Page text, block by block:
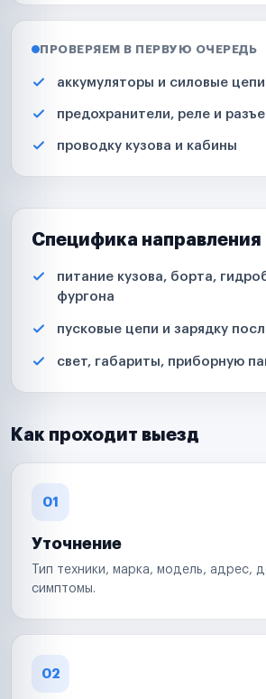
ПРОВЕРЯЕМ В ПЕРВУЮ ОЧЕРЕДЬ
аккумуляторы и силовые цепи
предохранители, реле и
проводку кузова и кабины
Специфика направления
питание кузова, борта,
фургона
пусковые цепи и зарядку
свет, габариты, приборную
Как проходит выезд
01
Уточнение
Тип техники, марка, модель, адрес,
симптомы.
02